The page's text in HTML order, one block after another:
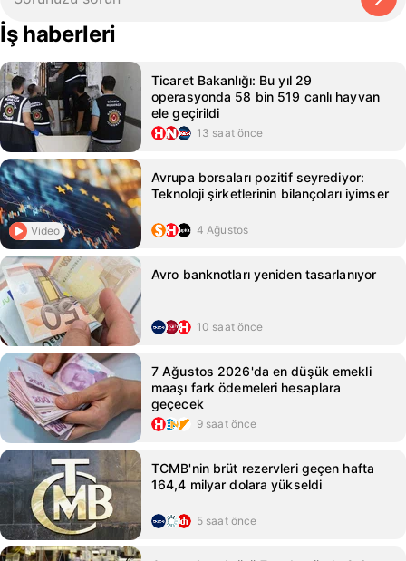
İş haberleri
Ticaret Bakanlığı: Bu yıl 29
operasyonda 58 bin 519 canlı hayvan
ele geçirildi
13 saat önce
Video
Avrupa borsaları pozitif seyrediyor:
Teknoloji şirketlerinin bilançoları iyimser
4 Ağustos
Avro banknotları yeniden tasarlanıyor
10 saat önce
7 Ağustos 2026'da en düşük emekli
maaşı fark ödemeleri hesaplara
geçecek
9 saat önce
TCMB'nin brüt rezervleri geçen hafta
164,4 milyar dolara yükseldi
5 saat önce